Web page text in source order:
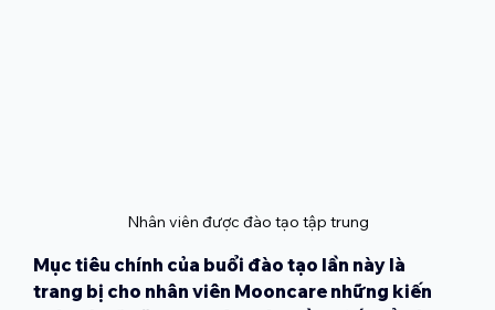
Nhân viên được đào tạo tập trung
Mục tiêu chính của buổi đào tạo lần này là
trang bị cho nhân viên Mooncare những kiến